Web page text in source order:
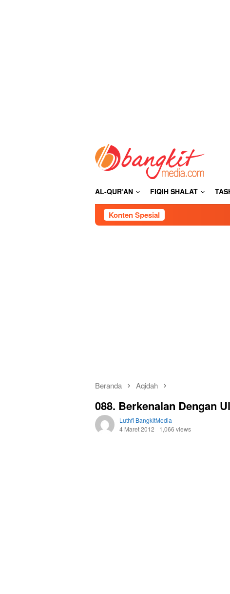
AL-QUR’AN FIQIH SHALAT
Konten Spesial
Beranda Aqidah
088. Berkenalan Dengan
Luthfi BangkitMedia
4 Maret 2012
1,066 views